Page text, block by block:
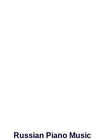
Russian Piano Music